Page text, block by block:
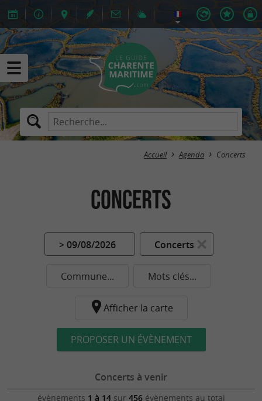
Accueil Agenda Concerts
Concerts
> 09/08/2026 Concerts
Commune... Mots clés...
Afficher la carte
PROPOSER UN ÉVÈNEMENT
Concerts à venir
évènements 1 à 14sur 456évènements au total